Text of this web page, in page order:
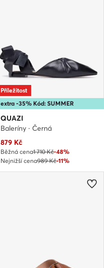
extra -35% Kód: SUMMER
Příležitost
QUAZI
Baleríny · Černá
Aktuální cena
879 Kč
Běžná cena1 710 Kč-48%
Nejnižší cena989 Kč-11%